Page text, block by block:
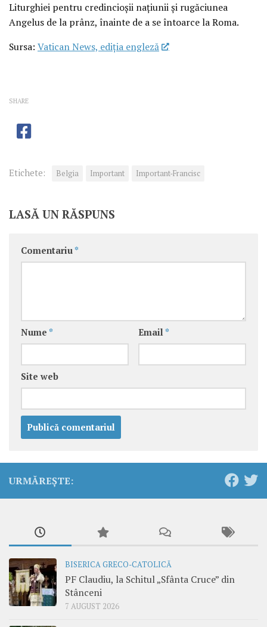
Liturghiei pentru credincioșii națiunii și rugăciunea
Angelus de la prânz, înainte de a se întoarce la Roma.
Sursa: Vatican News, ediția engleză
SHARE
Etichete: Belgia Important Important-Francisc
LASĂ UN RĂSPUNS
Comentariu *
Nume * Email *
Site web
URMĂREȘTE:
BISERICA GRECO-CATOLICĂ
PF Claudiu, la Schitul „Sfânta Cruce” din
Stânceni
7 AUGUST 2026